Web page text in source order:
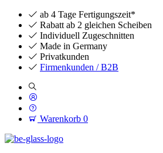
ab 4 Tage Fertigungszeit*
Rabatt ab 2 gleichen Scheiben
Individuell Zugeschnitten
Made in Germany
Privatkunden
Firmenkunden / B2B
Warenkorb 0